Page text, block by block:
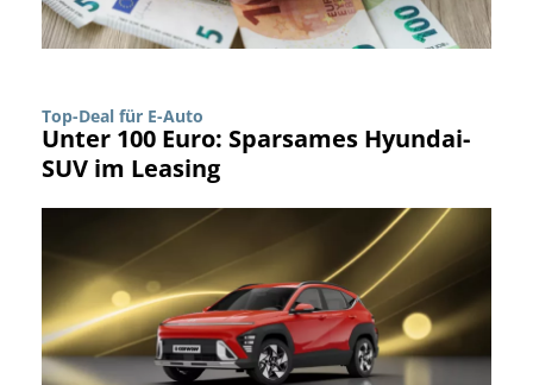
Top-Deal für E-Auto
Unter 100 Euro: Sparsames Hyundai-
SUV im Leasing